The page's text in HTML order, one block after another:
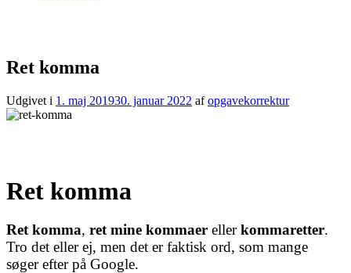
Ret komma
Udgivet i 1. maj 201930. januar 2022 afopgavekorrektur
Ret komma
Ret komma, ret mine kommaer ellerkommaretter.
Tro det eller ej, men det er faktisk ord, som mange
søger efter på Google.